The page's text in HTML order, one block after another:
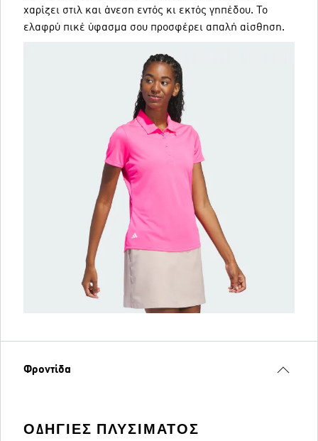
χαρίζει στιλ και άνεση εντός κι εκτός γηπέδου. Το
ελαφρύ πικέ ύφασμα σου προσφέρει απαλή αίσθηση.
Φροντίδα
ΟΔΗΓΊΕΣ ΠΛΥΣΊΜΑΤΟΣ